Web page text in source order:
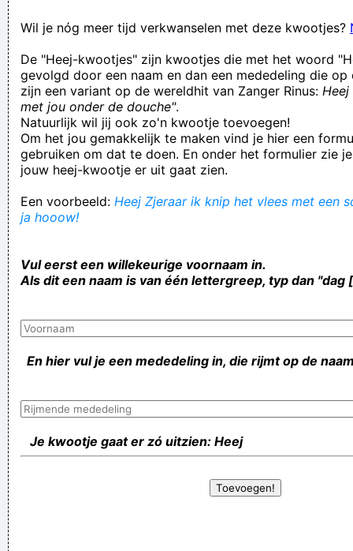
Wil je nóg meer tijd verkwanselen met deze kwootjes?
De "Heej-kwootjes" zijn kwootjes die met het woord
gevolgd door een naam en dan een mededeling die op
zijn een variant op de wereldhit van Zanger Rinus:
met jou onder de douche".
Natuurlijk wil jij ook zo'n kwootje toevoegen!
Om het jou gemakkelijk te maken vind je hier een
gebruiken om dat te doen. En onder het formulier zie
jouw heej-kwootje er uit gaat zien.
Een voorbeeld: Heej Zjeraar ik knip het vlees met een
ja hooow!
Vul eerst een willekeurige voornaam in.
Als dit een naam is van één lettergreep, typ dan "dag
En hier vul je een mededeling in, die rijmt op de
Je kwootje gaat er zó uitzien: Heej